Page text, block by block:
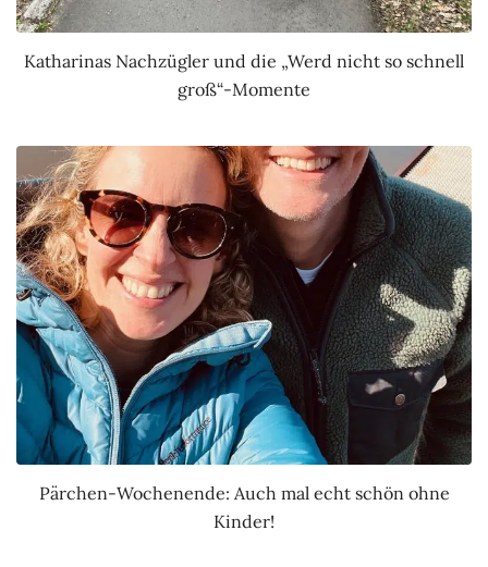
Katharinas Nachzügler und die „Werd nicht so schnell
groß“-Momente
Pärchen-Wochenende: Auch mal echt schön ohne
Kinder!